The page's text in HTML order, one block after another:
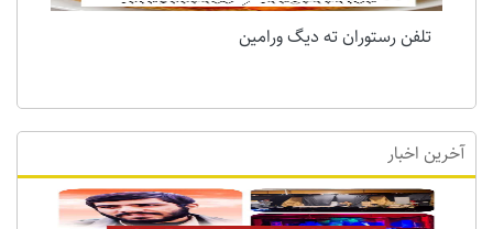
تلفن رستوران ته دیگ ورامین
آخرین اخبار